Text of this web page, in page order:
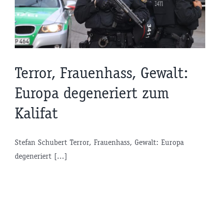
Terror, Frauenhass, Gewalt:
Europa degeneriert zum
Kalifat
Stefan Schubert Terror, Frauenhass, Gewalt: Europa
degeneriert [...]